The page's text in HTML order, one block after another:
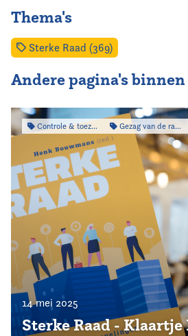
Thema's
Sterke Raad (369)
Andere pagina's
Controle & toezicht Gezag van de raad
14 mei 2025
Sterke Raad - Klaartje